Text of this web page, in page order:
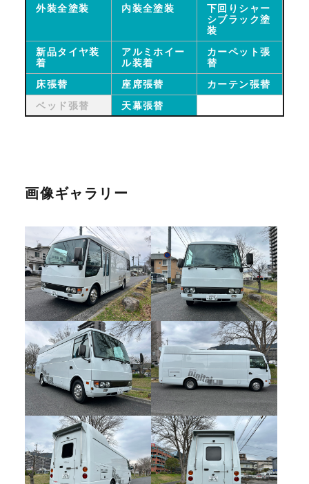
外装全塗装 内装全塗装
下回りシャー
シブラック塗
装
新品タイヤ装
着
アルミホイー
ル装着
カーペット張
替
床張替
座席張替
カーテン張替
ベッド張替
天幕張替
画像ギャラリー